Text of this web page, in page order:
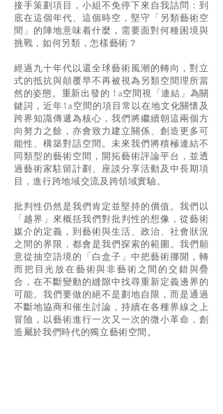
接手策劃項目，小組不免停下來自我詰問：到
底在這個年代、這個時空，堅守「另類藝術空
間」的陣地意味着什麼，需要面對何種困境與
挑戰，如何另類，怎樣藝術？
經過九十年代以還全球藝術風潮的轉向，對立
式的抵抗與顛覆早不再被視為另類空間理所當
然的姿態。重新出發的 1a空間視「連結」為關
鍵詞，近年1a空間的項目常以在地文化關懷及
跨界知識傳遞為核心，我們將繼續朝這兩個方
向努力之餘，亦會致力建立關係、創造更多可
能性、構築對話空間。未來我們將積極連結不
同類型的藝術空間，開拓藝術評論平台，並透
過藝術家駐留計劃、座談分享活動及中長期項
目，進行跨地域交流及跨領域實驗。
批判性仍然是我們肯定並堅持的價值。我們以
「越界」來概括我們對批判性的想像，從藝術
媒介的定義，到藝術與生活、政治、社會狀況
之間的界限，都會是我們探索的範圍。我們願
意從抽空語境的「白盒子」中把藝術挪開，轉
而把目光放在藝術與非藝術之間的交錯與疊
合，在不斷變動的縫隙中找尋重新定義邊界的
可能。我們要做的絕不是劃地自限，而是通過
不斷地協商和催生討論，持續在各種界線之上
冒險，以藝術進行一次又一次的微小革命，創
造屬於我們時代的獨立藝術空間。